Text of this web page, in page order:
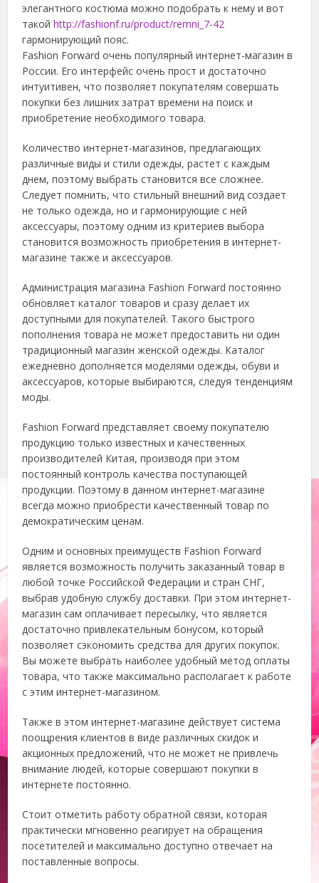
элегантного костюма можно подобрать к нему и вот
такойhttp://fashionf.ru/product/remni_7-42
гармонирующий пояс.
Fashion Forward очень популярный интернет-магазин в
России. Его интерфейс очень прост и достаточно
интуитивен, что позволяет покупателям совершать
покупки без лишних затрат времени на поиск и
приобретение необходимого товара.
Количество интернет-магазинов, предлагающих
различные виды и стили одежды, растет с каждым
днем, поэтому выбрать становится все сложнее.
Следует помнить, что стильный внешний вид создает
не только одежда, но и гармонирующие с ней
аксессуары, поэтому одним из критериев выбора
становится возможность приобретения в интернет-
магазине также и аксессуаров.
Администрация магазина Fashion Forward постоянно
обновляет каталог товаров и сразу делает их
доступными для покупателей. Такого быстрого
пополнения товара не может предоставить ни один
традиционный магазин женской одежды. Каталог
ежедневно дополняется моделями одежды, обуви и
аксессуаров, которые выбираются, следуя тенденциям
моды.
Fashion Forward представляет своему покупателю
продукцию только известных и качественных
производителей Китая, производя при этом
постоянный контроль качества поступающей
продукции. Поэтому в данном интернет-магазине
всегда можно приобрести качественный товар по
демократическим ценам.
Одним и основных преимуществ Fashion Forward
является возможность получить заказанный товар в
любой точке Российской Федерации и стран СНГ,
выбрав удобную службу доставки. При этом интернет-
магазин сам оплачивает пересылку, что является
достаточно привлекательным бонусом, который
позволяет сэкономить средства для других покупок.
Вы можете выбрать наиболее удобный метод оплаты
товара, что также максимально располагает к работе
с этим интернет-магазином.
Также в этом интернет-магазине действует система
поощрения клиентов в виде различных скидок и
акционных предложений, что не может не привлечь
внимание людей, которые совершают покупки в
интернете постоянно.
Стоит отметить работу обратной связи, которая
практически мгновенно реагирует на обращения
посетителей и максимально доступно отвечает на
поставленные вопросы.